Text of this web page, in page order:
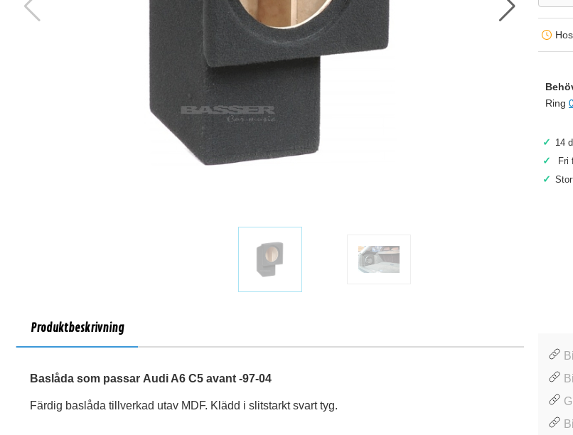
Deaf Bonce Machete 8,2mm2 - 1m (Grön)
8,3mm2 strömkabel OFC 99,99% Grön
Ring
✓ 14
✓ Fri
✓
Produktbeskrivning
Baslåda som passar Audi A6 C5 avant -97-04
Färdig baslåda tillverkad utav MDF. Klädd i slitstarkt svart tyg.